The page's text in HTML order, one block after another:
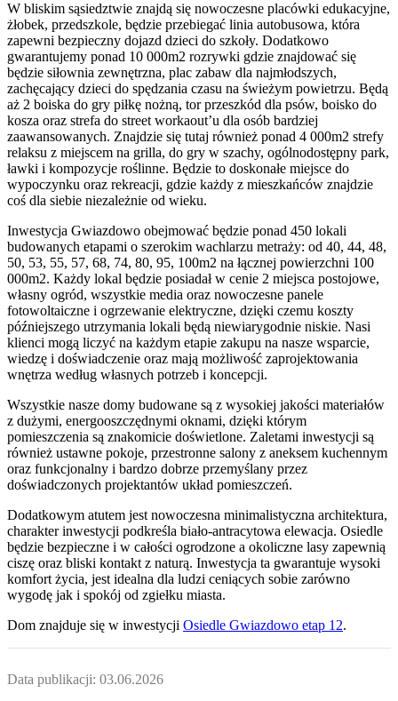
W bliskim sąsiedztwie znajdą się nowoczesne placówki edukacyjne,
żłobek, przedszkole, będzie przebiegać linia autobusowa, która
zapewni bezpieczny dojazd dzieci do szkoły. Dodatkowo
gwarantujemy ponad 10 000m2 rozrywki gdzie znajdować się
będzie siłownia zewnętrzna, plac zabaw dla najmłodszych,
zachęcający dzieci do spędzania czasu na świeżym powietrzu. Będą
aż 2 boiska do gry piłkę nożną, tor przeszkód dla psów, boisko do
kosza oraz strefa do street workaout’u dla osób bardziej
zaawansowanych. Znajdzie się tutaj również ponad 4 000m2 strefy
relaksu z miejscem na grilla, do gry w szachy, ogólnodostępny park,
ławki i kompozycje roślinne. Będzie to doskonałe miejsce do
wypoczynku oraz rekreacji, gdzie każdy z mieszkańców znajdzie
coś dla siebie niezależnie od wieku.
Inwestycja Gwiazdowo obejmować będzie ponad 450 lokali
budowanych etapami o szerokim wachlarzu metraży: od 40, 44, 48,
50, 53, 55, 57, 68, 74, 80, 95, 100m2 na łącznej powierzchni 100
000m2. Każdy lokal będzie posiadał w cenie 2 miejsca postojowe,
własny ogród, wszystkie media oraz nowoczesne panele
fotowoltaiczne i ogrzewanie elektryczne, dzięki czemu koszty
późniejszego utrzymania lokali będą niewiarygodnie niskie. Nasi
klienci mogą liczyć na każdym etapie zakupu na nasze wsparcie,
wiedzę i doświadczenie oraz mają możliwość zaprojektowania
wnętrza według własnych potrzeb i koncepcji.
Wszystkie nasze domy budowane są z wysokiej jakości materiałów
z dużymi, energooszczędnymi oknami, dzięki którym
pomieszczenia są znakomicie doświetlone. Zaletami inwestycji są
również ustawne pokoje, przestronne salony z aneksem kuchennym
oraz funkcjonalny i bardzo dobrze przemyślany przez
doświadczonych projektantów układ pomieszczeń.
Dodatkowym atutem jest nowoczesna minimalistyczna architektura,
charakter inwestycji podkreśla biało-antracytowa elewacja. Osiedle
będzie bezpieczne i w całości ogrodzone a okoliczne lasy zapewnią
ciszę oraz bliski kontakt z naturą. Inwestycja ta gwarantuje wysoki
komfort życia, jest idealna dla ludzi ceniących sobie zarówno
wygodę jak i spokój od zgiełku miasta.
Dom znajduje się w inwestycji Osiedle Gwiazdowo etap 12.
Data publikacji: 03.06.2026